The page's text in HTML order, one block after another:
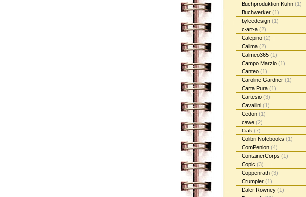
Buchproduktion Kühn (1)
Buchwerker (1)
byleedesign (1)
c-art-a (2)
Calepino (2)
Calima (2)
Calmeo365 (1)
Campo Marzio (1)
Canteo (1)
Caroline Gardner (1)
Carta Pura (1)
Cartesio (3)
Cavallini (1)
Cedon (1)
cewe (2)
Ciak (7)
Colibri Notebooks (1)
ComPenion (4)
ContainerCorps (1)
Copic (3)
Coppenrath (3)
Crumpler (1)
Daler Rowney (1)